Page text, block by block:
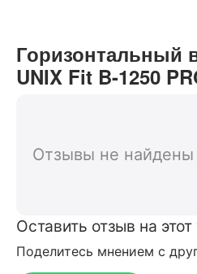
Горизонтальный
UNIX Fit B-1250
магазина
Отзывы не найдены
Оставить отзыв на этот
Поделитесь мнением с